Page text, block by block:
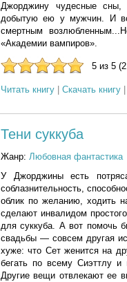
Джорджину чудесные
добытую ею у мужчин. И
смертным
«Академии вампиров».
5 из 5
Читать книгу Скачать книгу
Тени суккуба
Жанр: Любовная фантастика
У Джорджины есть
соблазнительность,
облик по желанию, ходить
сделают инвалидом
для суккуба. А вот помочь
свадьбы — совсем другая
хуже: что Сет женится на
бегать по всему Сиэттлу и
Другие вещи отвлекают ее